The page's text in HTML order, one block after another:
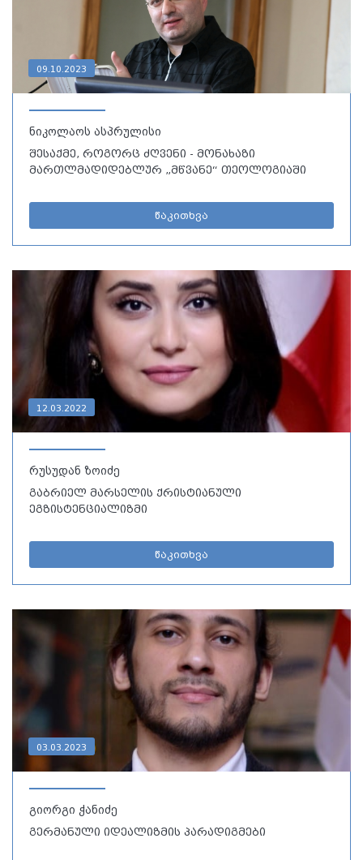
09.10.2023
ნიკოლაოს ასპრულისი
შესაქმე, როგორც ძღვენი - მონახაზი
მართლმადიდებლურ „მწვანე“ თეოლოგიაში
წაკითხვა
12.03.2022
რუსუდან ზოიძე
გაბრიელ მარსელის ქრისტიანული
ეგზისტენციალიზმი
წაკითხვა
03.03.2023
გიორგი ჭანიძე
გერმანული იდეალიზმის პარადიგმები